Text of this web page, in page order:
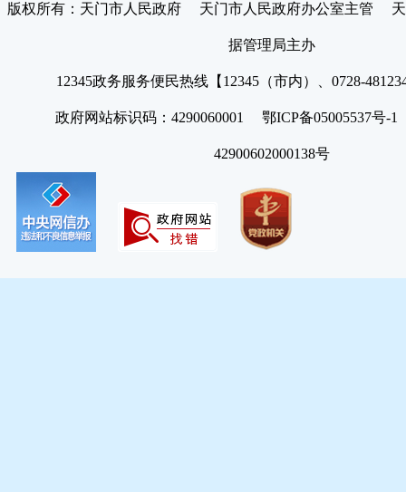
版权所有：天门市人民政府 天门市人民政府办公室主管 天
据管理局主办
12345政务服务便民热线【12345（市内）、0728-
政府网站标识码：4290060001 鄂ICP备05005537号
42900602000138号